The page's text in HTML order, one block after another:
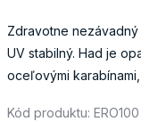
Zdravotne
UV stabilný. Had je
oceľovými
Kód produktu: ERO100